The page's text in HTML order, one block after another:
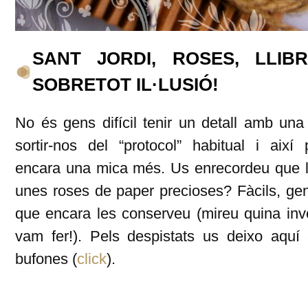
SANT JORDI, ROSES,
SOBRETOT IL·LUSIÓ!
No és gens difícil tenir un detall amb
sortir-nos del “protocol” habitual i així
encara una mica més. Us enrecordeu que
unes roses de paper precioses? Fàcils,
que encara les conserveu (mireu quina
vam fer!). Pels despistats us deixo aquí
bufones (click).